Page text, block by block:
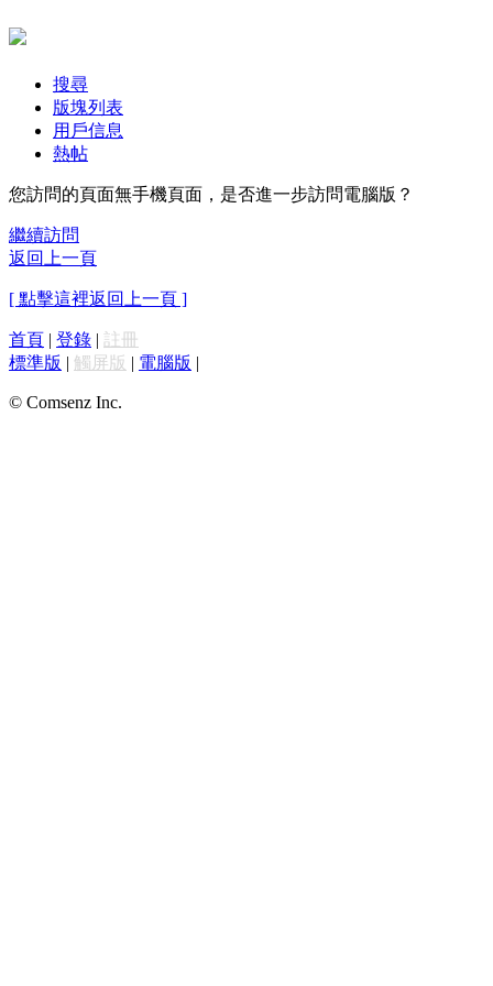
搜尋
版塊列表
用戶信息
熱帖
您訪問的頁面無手機頁面，是否進一步訪問電腦版？
繼續訪問
返回上一頁
[ 點擊這裡返回上一頁 ]
首頁 | 登錄 | 註冊
標準版 | 觸屏版 | 電腦版 |
© Comsenz Inc.